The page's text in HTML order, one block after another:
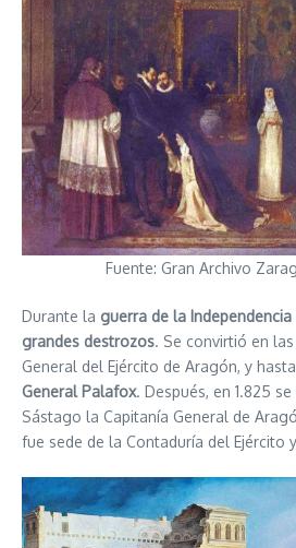
Fuente: Gran Archivo
Durante la guerra de la Independencia
grandes destrozos. Se convirtió en
General del Ejército de Aragón, y hasta
General Palafox. Después, en 1.825
Sástago la Capitanía General de
fue sede de la Contaduría del Ejército